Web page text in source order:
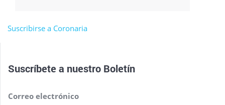
Suscribirse a Coronaria
Suscríbete a nuestro Boletín
Correo electrónico